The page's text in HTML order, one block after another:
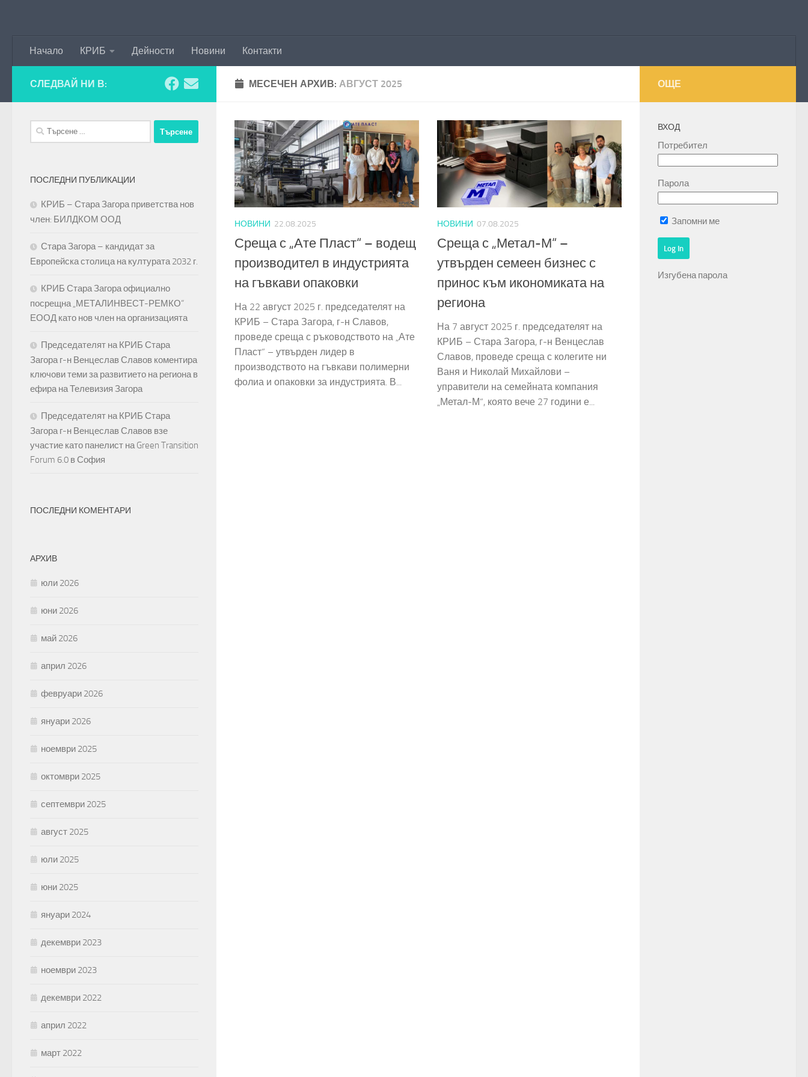
Начало КРИБ Дейности Новини Контакти
МЕСЕЧЕН АРХИВ: АВГУСТ 2025
НОВИНИ 22.08.2025
Среща с „Ате Пласт“ – водещ
производител в индустрията
на гъвкави опаковки
На 22 август 2025 г. председателят на
КРИБ – Стара Загора, г-н Славов,
проведе среща с ръководството на „Ате
Пласт“ – утвърден лидер в
производството на гъвкави полимерни
фолиа и опаковки за индустрията. В...
НОВИНИ 07.08.2025
Среща с „Метал-М“ –
утвърден семеен бизнес с
принос към икономиката на
региона
На 7 август 2025 г. председателят на
КРИБ – Стара Загора, г-н Венцеслав
Славов, проведе среща с колегите ни
Ваня и Николай Михайлови –
управители на семейната компания
„Метал-М“, която вече 27 години е...
СЛЕДВАЙ НИ В:
Търсене
за:
ПОСЛЕДНИ ПУБЛИКАЦИИ
КРИБ – Стара Загора приветства нов
член: БИЛДКОМ ООД
Стара Загора – кандидат за
Европейска столица на културата 2032 г.
КРИБ Стара Загора официално
посрещна „МЕТАЛИНВЕСТ-РЕМКО“
ЕООД като нов член на организацията
Председателят на КРИБ Стара
Загора г-н Венцеслав Славов коментира
ключови теми за развитието на региона в
ефира на Телевизия Загора
Председателят на КРИБ Стара
Загора г-н Венцеслав Славов взе
участие като панелист на Green Transition
Forum 6.0 в София
ПОСЛЕДНИ КОМЕНТАРИ
АРХИВ
юли 2026
юни 2026
май 2026
април 2026
февруари 2026
януари 2026
ноември 2025
октомври 2025
септември 2025
август 2025
юли 2025
юни 2025
януари 2024
декември 2023
ноември 2023
декември 2022
април 2022
март 2022
ОЩЕ
ВХОД
Потребител
Парола
Запомни ме
Изгубена парола